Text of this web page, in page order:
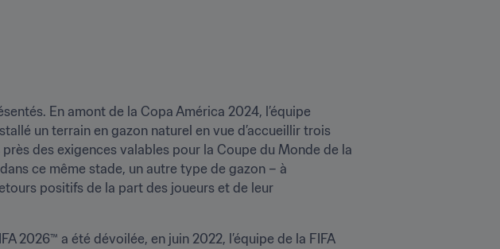
En amont de la Copa América 2024, l’équipe
un terrain en gazon naturel en vue d’accueillir trois
des exigences valables pour la Coupe du Monde de la
ce même stade, un autre type de gazon – à
positifs de la part des joueurs et de leur
2026™ a été dévoilée, en juin 2022, l’équipe de la FIFA